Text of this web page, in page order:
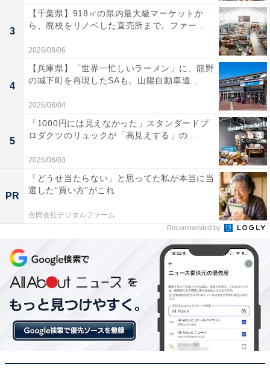
3
【千葉県】918㎡の県内最大級マーケットか
ら、廃校をリノベした直売所まで。ファー...
2026/08/06
4
【兵庫県】「世界一忙しいラーメン」に、龍野
の城下町を再現したSAも。山陽自動車道...
2026/08/04
5
「1000円には見えなかった」スタンダードプ
ロダクツのリュックが「高見えする」の...
2026/08/03
PR
「どうせ当たらない」と思ってた私が本当に当
選した“買い方”がこれ
合同会社デジタルファーム
Recommended by